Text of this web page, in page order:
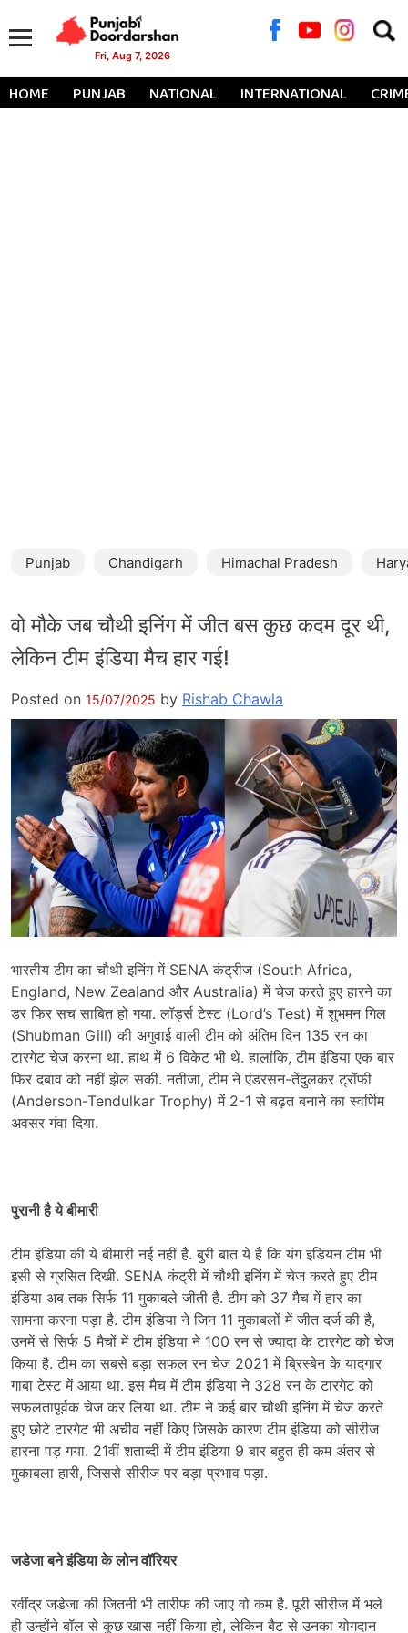
Fri, Aug 7, 2026
for:
HOME PUNJAB NATIONAL INTERNATIONAL
Punjab Chandigarh Himachal Pradesh
वो मौके जब चौथी इनिंग में जीत बस कुछ कदम दूर थी,
लेकिन टीम इंडिया मैच हार गई!
Posted on 15/07/2025 by Rishab Chawla
भारतीय टीम का चौथी इनिंग में SENA कंट्रीज (South Africa,
England, New Zealand और Australia) में चेज करते हुए हारने का
डर फिर सच साबित हो गया. लॉर्ड्स टेस्ट (Lord’s Test) में शुभमन गिल
(Shubman Gill) की अगुवाई वाली टीम को अंतिम दिन 135 रन का
टारगेट चेज करना था. हाथ में 6 विकेट भी थे. हालांकि, टीम इंडिया एक बार
फिर दबाव को नहीं झेल सकी. नतीजा, टीम ने एंडरसन-तेंदुलकर ट्रॉफी
(Anderson-Tendulkar Trophy) में 2-1 से बढ़त बनाने का स्वर्ण‍िम
अवसर गंवा दिया.
पुरानी है ये बीमारी
टीम इंडिया की ये बीमारी नई नहीं है. बुरी बात ये है कि यंग इंडियन टीम भी
इसी से ग्रसित दिखी. SENA कंट्री में चौथी इनिंग में चेज करते हुए टीम
इंडिया अब तक सिर्फ 11 मुकाबले जीती है. टीम को 37 मैच में हार का
सामना करना पड़ा है. टीम इंडिया ने जिन 11 मुकाबलों में जीत दर्ज की है,
उनमें से सिर्फ 5 मैचों में टीम इंडिया ने 100 रन से ज्यादा के टारगेट को चेज
किया है. टीम का सबसे बड़ा सफल रन चेज 2021 में ब्र‍िस्बेन के यादगार
गाबा टेस्ट में आया था. इस मैच में टीम इंडिया ने 328 रन के टारगेट को
सफलतापूर्वक चेज कर लिया था. टीम ने कई बार चौथी इनिंग में चेज करते
हुए छोटे टारगेट भी अचीव नहीं किए जिसके कारण टीम इंडिया को सीरीज
हारना पड़ गया. 21वीं शताब्दी में टीम इंडिया 9 बार बहुत ही कम अंतर से
मुकाबला हारी, जिससे सीरीज पर बड़ा प्रभाव पड़ा.
जडेजा बने इंडिया के लोन वॉरियर
रवींद्र जडेजा की जितनी भी तारीफ की जाए वो कम है. पूरी सीरीज में भले
ही उन्होंने बॉल से कुछ खास नहीं किया हो, लेकिन बैट से उनका योगदान